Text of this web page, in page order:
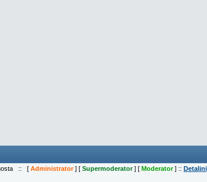
gosta :: [ Administrator] [ Supermoderator] [ Moderator] ::